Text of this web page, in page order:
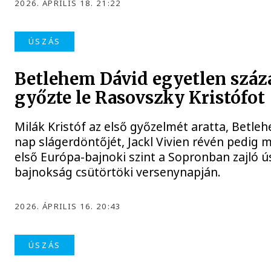
2026. ÁPRILIS 18. 21:22
ÚSZÁS
Betlehem Dávid egyetlen
győzte le Rasovszky Kristófot
Milák Kristóf az első győzelmét aratta,
nap slágerdöntőjét, Jackl Vivien révén pedig
első Európa-bajnoki szint a Sopronban zajló
bajnokság csütörtöki versenynapján.
2026. ÁPRILIS 16. 20:43
ÚSZÁS